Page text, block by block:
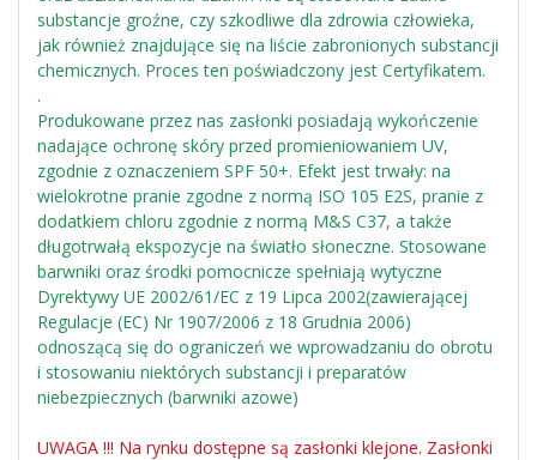
substancje groźne, czy szkodliwe dla zdrowia człowieka,
jak również znajdujące się na liście zabronionych substancji
chemicznych. Proces ten poświadczony jest Certyfikatem.
.
Produkowane przez nas zasłonki posiadają wykończenie
nadające ochronę skóry przed promieniowaniem UV,
zgodnie z oznaczeniem SPF 50+. Efekt jest trwały: na
wielokrotne pranie zgodne z normą ISO 105 E2S, pranie z
dodatkiem chloru zgodnie z normą M&S C37, a także
długotrwałą ekspozycje na światło słoneczne. Stosowane
barwniki oraz środki pomocnicze spełniają wytyczne
Dyrektywy UE 2002/61/EC z 19 Lipca 2002(zawierającej
Regulacje (EC) Nr 1907/2006 z 18 Grudnia 2006)
odnoszącą się do ograniczeń we wprowadzaniu do obrotu
i stosowaniu niektórych substancji i preparatów
niebezpiecznych (barwniki azowe)
UWAGA !!! Na rynku dostępne są zasłonki klejone. Zasłonki